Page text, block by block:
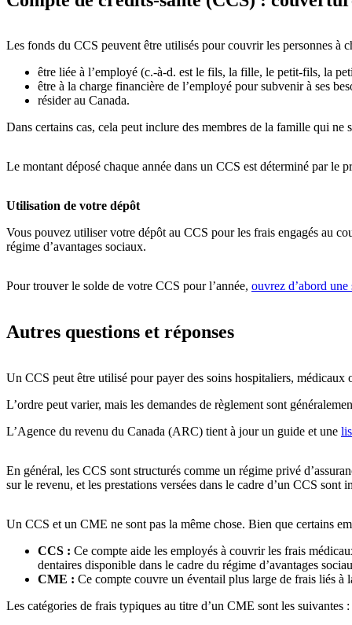
Les fonds du CCS peuvent être utilisés pour couvrir les personnes à
être liée à l’employé (c.-à-d. est le fils, la fille, le petit-fils, la
être à la charge financière de l’employé pour subvenir à ses
résider au Canada.
Dans certains cas, cela peut inclure des membres de la famille qui ne
Le montant déposé chaque année dans un CCS est déterminé par le
Utilisation de votre dépôt
Vous pouvez utiliser votre dépôt au CCS pour les frais engagés au
régime d’avantages sociaux.
Pour trouver le solde de votre CCS pour l’année, ouvrez d’abord
Autres questions et réponses
Un CCS peut être utilisé pour payer des soins hospitaliers, médicaux
L’ordre peut varier, mais les demandes de règlement sont
L’Agence du revenu du Canada (ARC) tient à jour un guide et une
En général, les CCS sont structurés comme un régime privé
sur le revenu, et les prestations versées dans le cadre d’un CCS sont
Un CCS et un CME ne sont pas la même chose. Bien que certains
CCS : Ce compte aide les employés à couvrir les frais
dentaires disponible dans le cadre du régime d’avantages
CME : Ce compte couvre un éventail plus large de frais liés à
Les catégories de frais typiques au titre d’un CME sont les suivantes :